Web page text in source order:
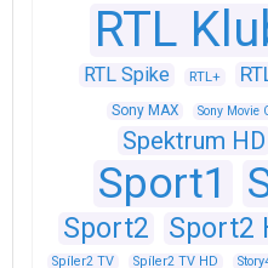
RTL
RTL Spike RTL+
Sony MAX Sony Movie
Spektrum HD
Sport1
Sport2 Sport2
Spíler2 TV
Spíler2 TV HD